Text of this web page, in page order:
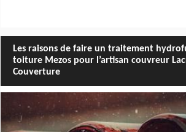
Les raisons de faire un traitement
toiture Mezos pour l’artisan couvreur
Couverture